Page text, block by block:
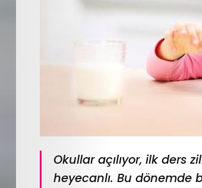
Okullar açılıyor, ilk ders
heyecanlı. Bu dönemde